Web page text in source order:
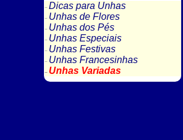
Dicas para Unhas
Unhas de Flores
Unhas dos Pés
Unhas Especiais
Unhas Festivas
Unhas Francesinhas
Unhas Variadas